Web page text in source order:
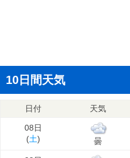
10日間天気
日付 天気
08日
(土) 曇